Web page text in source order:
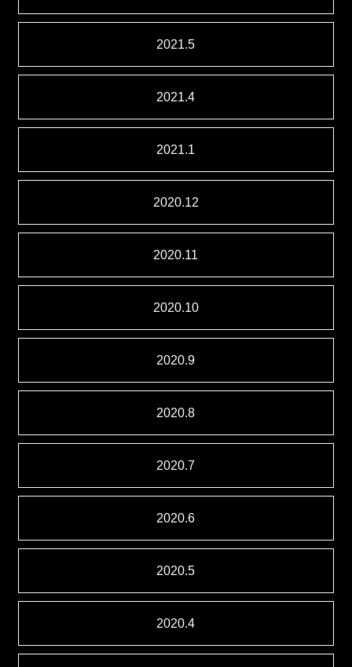
2021.5
2021.4
2021.1
2020.12
2020.11
2020.10
2020.9
2020.8
2020.7
2020.6
2020.5
2020.4